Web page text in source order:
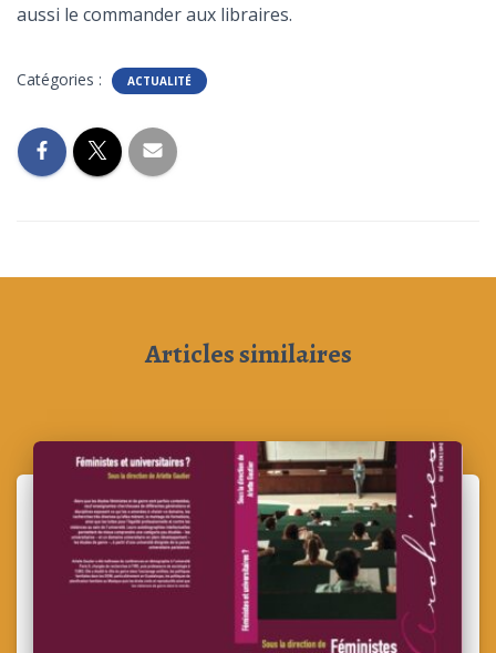
aussi le commander aux libraires.
Catégories : ACTUALITÉ
Articles similaires